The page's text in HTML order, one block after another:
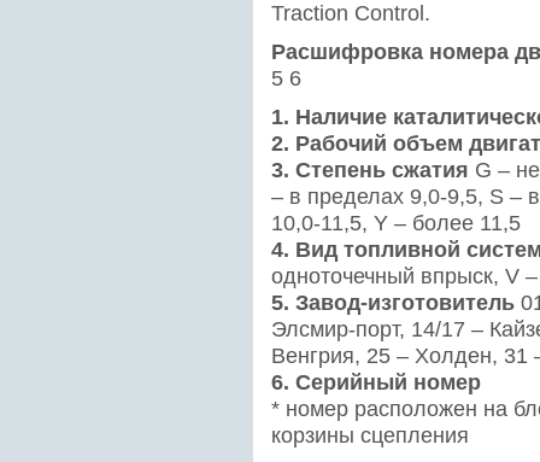
Traction Control.
Расшифровка номера
5 6
1. Наличие
2. Рабочий объем
3. Степень сжатия G –
– в пределах 9,0-9,5, S –
10,0-11,5, Y – более 11,5
4. Вид топливной
одноточечный впрыск, V
5. Завод-изготовитель
Элсмир-порт, 14/17 –
Венгрия, 25 – Холден, 31
6. Серийный номер
* номер расположен на
корзины сцепления